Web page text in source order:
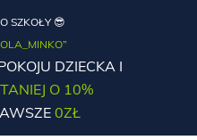
SZKOŁY 😎
DZIECKA I
O 10%
0ZŁ